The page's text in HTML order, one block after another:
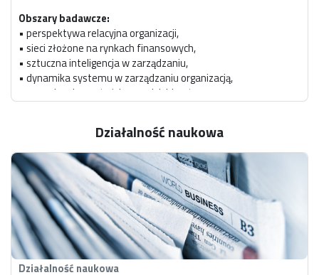
Obszary badawcze:
• perspektywa relacyjna organizacji,
• sieci złożone na rynkach finansowych,
• sztuczna inteligencja w zarządzaniu,
• dynamika systemu w zarządzaniu organizacją,
• zarządzanie wartością przedsiębiorstwa.
profesor uczelni w grupie
pracowników badawczo-dydaktycznych
Pełnione funkcje w Politechnice Łódzkiej:
Kierownik Zakładu Ekonomii i Finansów
Członek Rady Dyscypliny Nauki o Zarządzaniu i Jakości
Pełnione funkcje poza uczelnią:
Redaktor Akademicki w Radzie Redakcyjnej czasopisma
PLoS One
Działalność naukowa
Działalność naukowa